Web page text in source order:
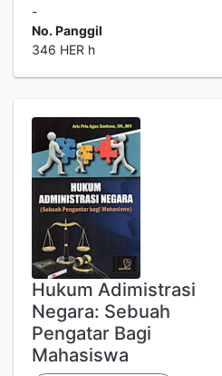
-
No. Panggil
346 HER h
Hukum Adimistrasi
Negara: Sebuah
Pengatar Bagi
Mahasiswa